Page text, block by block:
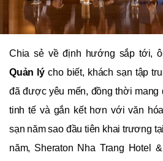
Chia sẻ về định hướng sắp tới,
Quản lý cho biết, khách sạn tập
đã được yêu mến, đồng thời mang
tinh tế và gắn kết hơn với văn
sạn năm sao đầu tiên khai trương
năm, Sheraton Nha Trang Hotel